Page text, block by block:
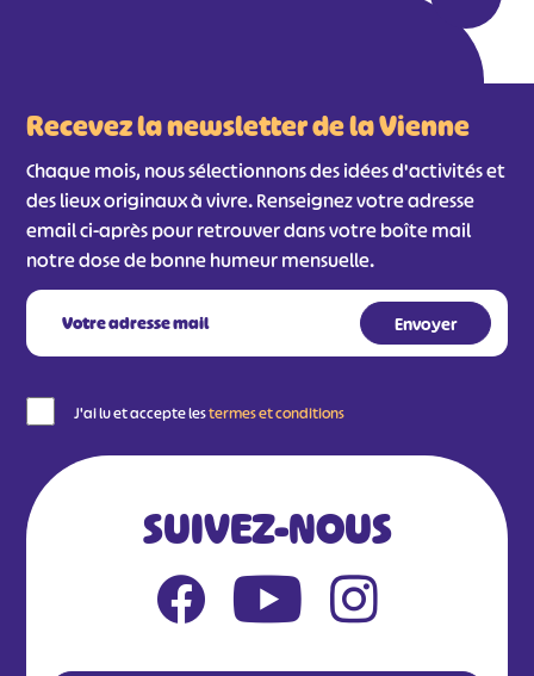
Recevez la newsletter de la Vienne
Chaque mois, nous sélectionnons des idées d'activités et
des lieux originaux à vivre. Renseignez votre adresse
email ci-après pour retrouver dans votre boîte mail
notre dose de bonne humeur mensuelle.
J'ai lu et accepte lestermes et conditions
SUIVEZ-NOUS
# #
#
#